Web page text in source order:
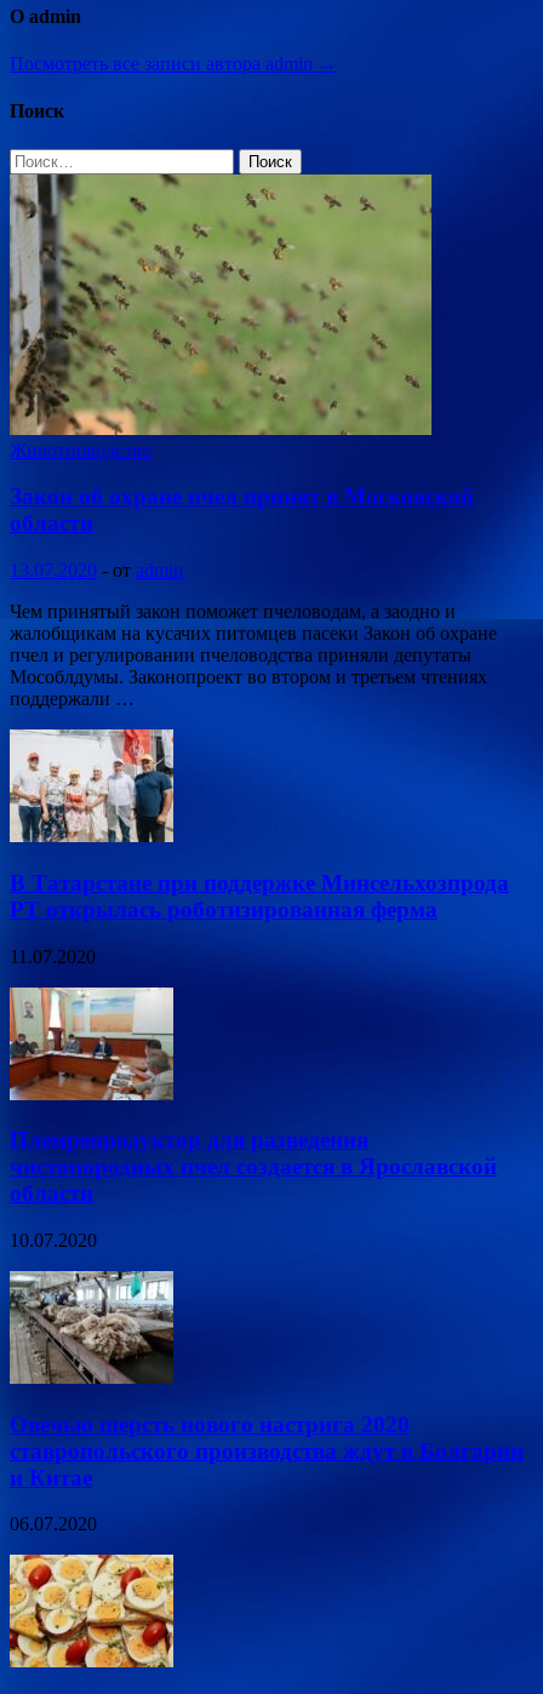
О admin
Посмотреть все записи автора admin →
Поиск
Найти:
Животноводство
Закон об охране пчел принят в Московской
области
13.07.2020 - от admin
Чем принятый закон поможет пчеловодам, а заодно и
жалобщикам на кусачих питомцев пасеки Закон об охране
пчел и регулировании пчеловодства приняли депутаты
Мособлдумы. Законопроект во втором и третьем чтениях
поддержали …
В Татарстане при поддержке Минсельхозпрода
РТ открылась роботизированная ферма
11.07.2020
Племрепродуктор для разведения
чистопородных пчел создается в Ярославской
области
10.07.2020
Овечью шерсть нового настрига 2020
ставропольского производства ждут в Болгарии
и Китае
06.07.2020